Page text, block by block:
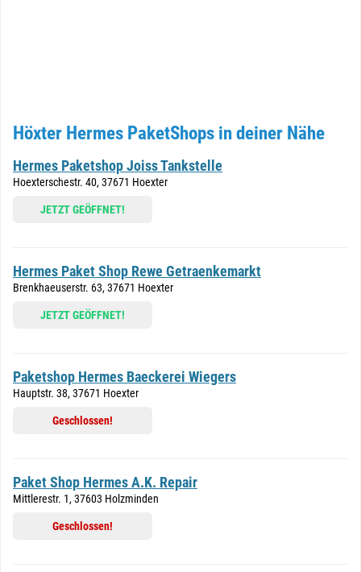
Höxter Hermes PaketShops in deiner Nähe
Hermes Paketshop Joiss Tankstelle
Hoexterschestr. 40, 37671 Hoexter
JETZT GEÖFFNET!
Hermes Paket Shop Rewe Getraenkemarkt
Brenkhaeuserstr. 63, 37671 Hoexter
JETZT GEÖFFNET!
Paketshop Hermes Baeckerei Wiegers
Hauptstr. 38, 37671 Hoexter
Geschlossen!
Paket Shop Hermes A.K. Repair
Mittlerestr. 1, 37603 Holzminden
Geschlossen!